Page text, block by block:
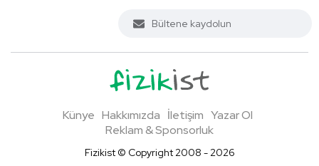
Künye Hakkımızda İletişim Yazar Ol
Reklam & Sponsorluk
Fizikist © Copyright 2008 - 2026